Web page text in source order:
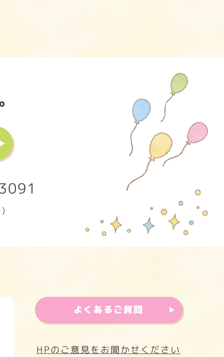
HPのご意見をお聞かせください
よくあるご質問